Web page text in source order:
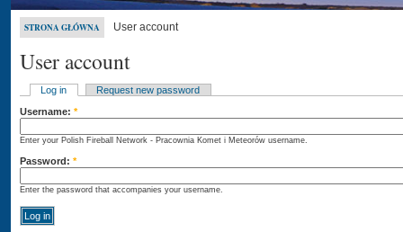
STRONA GŁÓWNA User account
User account
Log in
Request new password
Username: *
Enter your Polish Fireball Network - Pracownia Komet i Meteorów username.
Password: *
Enter the password that accompanies your username.